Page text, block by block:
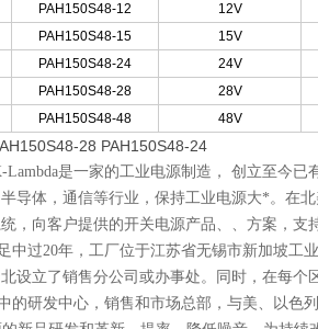
PAH150S48-12
12V
PAH150S48-15
15V
PAH150S48-24
24V
PAH150S48-28
28V
PAH150S48-48
48V
28 PAH150S48-24
Lambda是一家的工业电源制造， 创立至今
导体，通信等行业，保持工业电源大*。在
，向客户提供的开关电源产品、、方案，支
中过20年，工厂位于江苏省无锡市新加坡工
设立了销售分公司或办事处。同时，在每
的研发中心，销售和市场总部，与美、以色